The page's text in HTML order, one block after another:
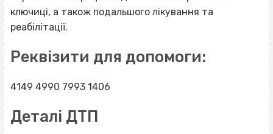
ключиці, а також подальшого лікування та
реабілітації.
Реквізити для допомоги:
4149 4990 7993 1406
Деталі ДТП